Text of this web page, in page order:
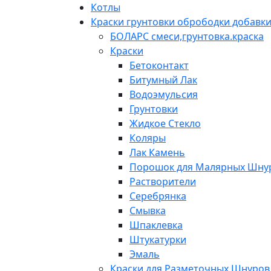
Котлы
Краски грунтовки обрободки добавки
БОЛАРС смеси,грунтовка.краска
Краски
Бетоконтакт
Битумный Лак
Водоэмульсия
Грунтовки
Жидкое Стекло
Коляры
Лак Камень
Порошок для Малярных
Растворители
Серебрянка
Смывка
Шпаклевка
Штукатурки
Эмаль